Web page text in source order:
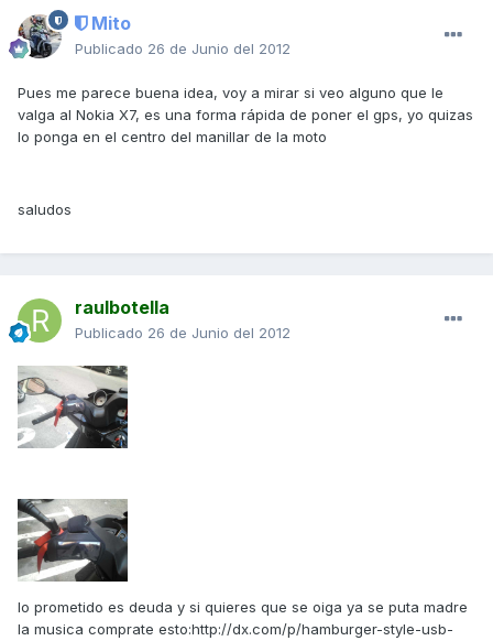
Mito
Publicado 26 de Junio del 2012
Pues me parece buena idea, voy a mirar si veo alguno que le
valga al Nokia X7, es una forma rápida de poner el gps, yo quizas
lo ponga en el centro del manillar de la moto
saludos
raulbotella
Publicado 26 de Junio del 2012
lo prometido es deuda y si quieres que se oiga ya se puta madre
la musica comprate esto:http://dx.com/p/hamburger-style-usb-